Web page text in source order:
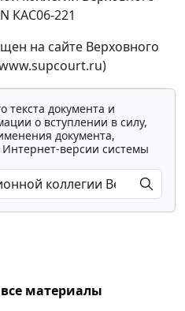
КАС06-221
на сайте Верховного
текста документа и
о вступлении в силу,
документа,
Интернет-версии системы
материалы